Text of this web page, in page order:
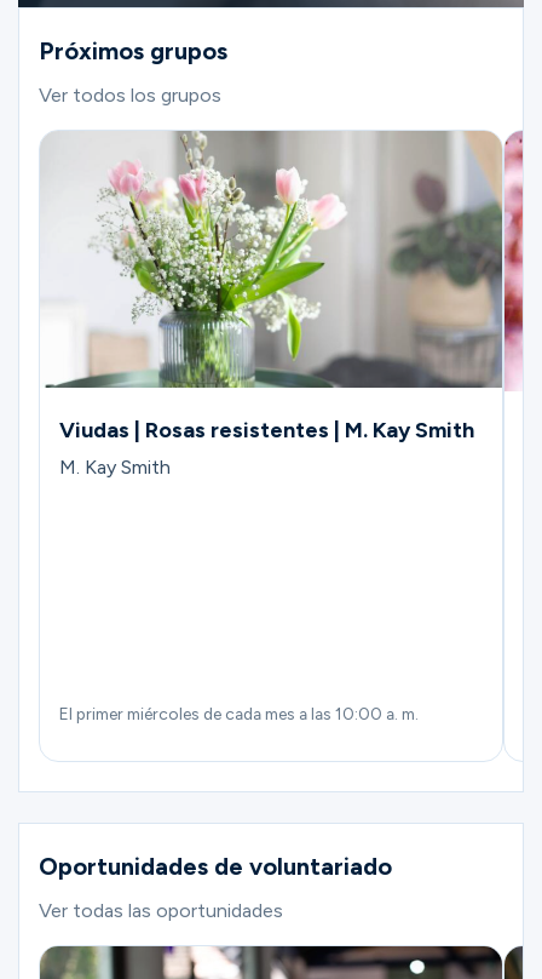
Próximos grupos
Ver todos los grupos
Viudas | Rosas resistentes | M. Kay Smith
M. Kay Smith
El primer miércoles de cada mes a las 10:00 a. m.
Oportunidades de voluntariado
Ver todas las oportunidades